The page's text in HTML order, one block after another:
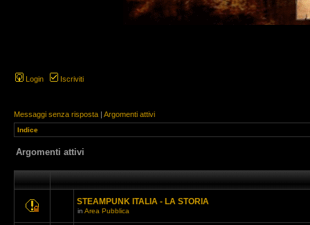
Login Iscriviti
Messaggi senza risposta | Argomenti attivi
Indice
Argomenti attivi
STEAMPUNK ITALIA - LA STORIA
in Area Pubblica